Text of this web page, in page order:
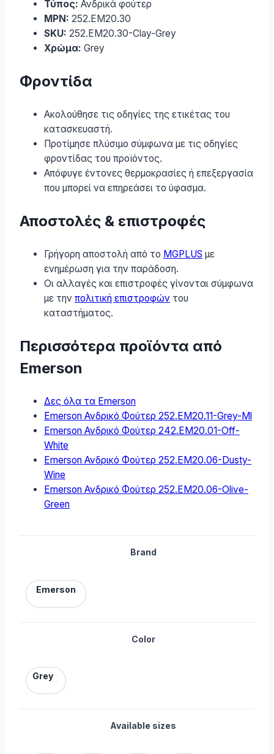
Τύπος: Ανδρικά φούτερ
MPN: 252.EM20.30
SKU: 252.EM20.30-Clay-Grey
Χρώμα: Grey
Φροντίδα
Ακολούθησε τις οδηγίες της ετικέτας του
κατασκευαστή.
Προτίμησε πλύσιμο σύμφωνα με τις οδηγίες
φροντίδας του προϊόντος.
Απόφυγε έντονες θερμοκρασίες ή επεξεργασία
που μπορεί να επηρεάσει το ύφασμα.
Αποστολές & επιστροφές
Γρήγορη αποστολή από το MGPLUS με
ενημέρωση για την παράδοση.
Οι αλλαγές και επιστροφές γίνονται σύμφωνα
με την πολιτική επιστροφών του
καταστήματος.
Περισσότερα προϊόντα από
Emerson
Δες όλα τα Emerson
Emerson Ανδρικό Φούτερ 252.EM20.11-Grey-Ml
Emerson Ανδρικό Φούτερ 242.EM20.01-Off-
White
Emerson Ανδρικό Φούτερ 252.EM20.06-Dusty-
Wine
Emerson Ανδρικό Φούτερ 252.EM20.06-Olive-
Green
Brand
Emerson
Color
Grey
Available sizes